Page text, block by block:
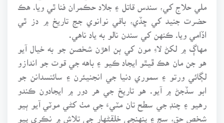
ملي حلاج کي، سندس قاتل ۽ جلاد حڪمران فنا ٿي ويا. هڪ
حضرت جنيد کي ڇڏي، باقي نوانوي جج تاريخ ۾ دز ٿي
اڏامي ويا. ڪنهن کي سندن نالو به ياد ناهي.
مهاڳ ۾ لکڻ لاءِ مون کي ٻن اهڙن شخصن جو به خيال آيو
هو جن مان هڪ ڦيٿو ايجاد ڪيو ۽ باهه جي قوت جو اندازو
لڳائي ورتو ۽ سموري دنيا جي انجنيئرن ۽ سائنسدانن جو
ابو سڏجڻ ۾ آيو. هو تاريخ جي هر دور ۾ ايجادون ڪندو
رهيو ۽ چنڊ جي سطح تان مٽيءَ جي مٺ کڻي موٽي آيو ٻيو
شخص حق، سچ ۽ پنهنجي خلقڻهار جي تلاش ۾ نڪري پيو